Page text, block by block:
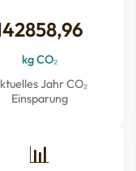
kg CO₂
Jahr CO₂
Einsparung
📊